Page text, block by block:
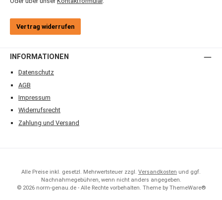
Vertrag widerrufen
INFORMATIONEN
Datenschutz
AGB
Impressum
Widerrufsrecht
Zahlung und Versand
Alle Preise inkl. gesetzl. Mehrwertsteuer zzgl. Versandkosten und ggf.
Nachnahmegebühren, wenn nicht anders angegeben.
© 2026 norm-genau.de - Alle Rechte vorbehalten. Theme by ThemeWare®